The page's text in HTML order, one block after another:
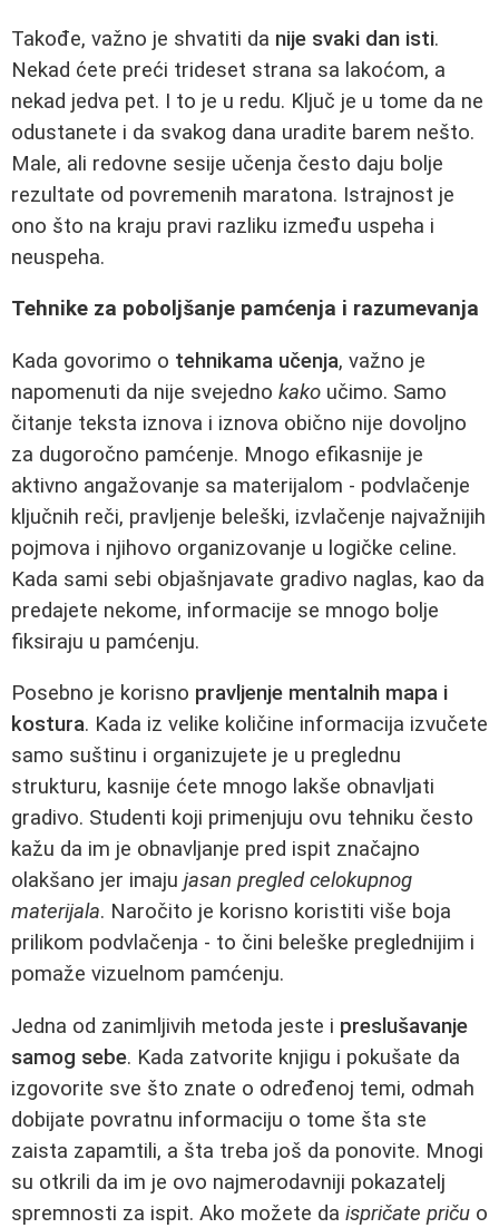
Takođe, važno je shvatiti da nije svaki dan isti.
Nekad ćete preći trideset strana sa lakoćom, a
nekad jedva pet. I to je u redu. Ključ je u tome da ne
odustanete i da svakog dana uradite barem nešto.
Male, ali redovne sesije učenja često daju bolje
rezultate od povremenih maratona. Istrajnost je
ono što na kraju pravi razliku između uspeha i
neuspeha.
Tehnike za poboljšanje pamćenja i razumevanja
Kada govorimo o tehnikama učenja, važno je
napomenuti da nije svejedno kako učimo. Samo
čitanje teksta iznova i iznova obično nije dovoljno
za dugoročno pamćenje. Mnogo efikasnije je
aktivno angažovanje sa materijalom - podvlačenje
ključnih reči, pravljenje beleški, izvlačenje najvažnijih
pojmova i njihovo organizovanje u logičke celine.
Kada sami sebi objašnjavate gradivo naglas, kao da
predajete nekome, informacije se mnogo bolje
fiksiraju u pamćenju.
Posebno je korisno pravljenje mentalnih mapa i
kostura. Kada iz velike količine informacija izvučete
samo suštinu i organizujete je u preglednu
strukturu, kasnije ćete mnogo lakše obnavljati
gradivo. Studenti koji primenjuju ovu tehniku često
kažu da im je obnavljanje pred ispit značajno
olakšano jer imaju jasan pregled celokupnog
materijala. Naročito je korisno koristiti više boja
prilikom podvlačenja - to čini beleške preglednijim i
pomaže vizuelnom pamćenju.
Jedna od zanimljivih metoda jeste i preslušavanje
samog sebe. Kada zatvorite knjigu i pokušate da
izgovorite sve što znate o određenoj temi, odmah
dobijate povratnu informaciju o tome šta ste
zaista zapamtili, a šta treba još da ponovite. Mnogi
su otkrili da im je ovo najmerodavniji pokazatelj
spremnosti za ispit. Ako možete da ispričate priču o